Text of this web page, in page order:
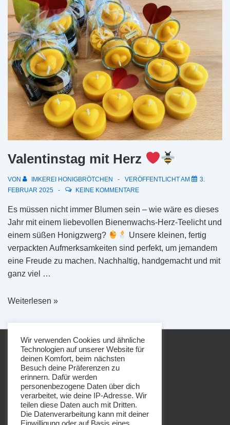
Valentinstag mit Herz
VON IMKEREI HONIGBRÖTCHEN VERÖFFENTLICHT AM
3.
FEBRUAR 2025
KEINE KOMMENTARE
Es müssen nicht immer Blumen sein – wie wäre es dieses
Jahr mit einem liebevollen Bienenwachs-Herz-Teelicht und
einem süßen Honigzwerg?
Unsere kleinen, fertig
verpackten Aufmerksamkeiten sind perfekt, um jemandem
eine Freude zu machen. Nachhaltig, handgemacht und mit
ganz viel …
Valentinstag
Weiterlesen »
Footer-
Menü
Impressum Datenschutz
Wir verwenden Cookies und ähnliche
Technologien auf unserer Website für
deinen Komfort, beim nächsten
Besuch deine Präferenzen zu
erinnern. Dafür werden
personenbezogene Daten über dich
verarbeitet, wie deine IP-Adresse. Wir
teilen diese Daten auch mit Dritten.
Die Datenverarbeitung kann mit deiner